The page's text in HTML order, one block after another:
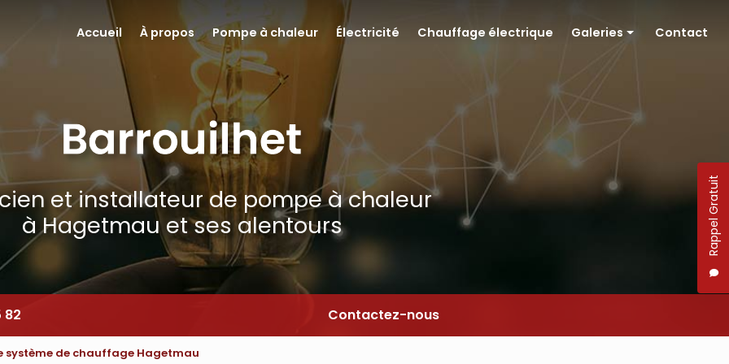
Rappel Gratuit
Accueil À propos Pompe à chaleur Électricité Chauffage électrique Galeries Contact
et installateur de pompe à chaleur
à Hagetmau et ses alentours
82 Contactez-nous
système de chauffage Hagetmau